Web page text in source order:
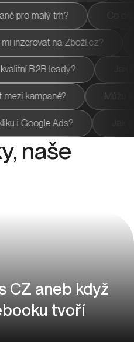
Jak optimalizovat
Jak zvýším prodeje díky
Jak získám přes Sklik
více zemí z jednoho
Má smysl mít kampaně na
naše
CZ aneb když
tvoří